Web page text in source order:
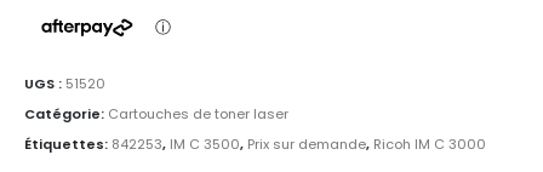
UGS : 51520
Catégorie: Cartouches de toner laser
Étiquettes: 842253, IM C 3500, Prix sur demande, Ricoh IM C 3000